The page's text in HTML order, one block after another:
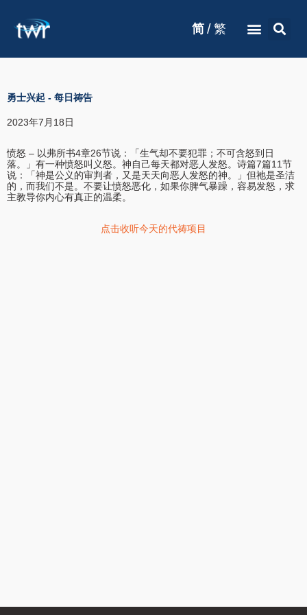
简 / 繁
勇士兴起 - 每日祷告
2023年7月18日
愤怒 – 以弗所书4章26节说：「生气却不要犯罪；不可含怒到日
落。」有一种愤怒叫义怒。神自己每天都对恶人发怒。诗篇7篇11节
说：「神是公义的审判者，又是天天向恶人发怒的神。」但祂是圣洁
的，而我们不是。不要让愤怒恶化，如果你脾气暴躁，容易发怒，求
主教导你内心有真正的温柔。
点击收听今天的代祷项目